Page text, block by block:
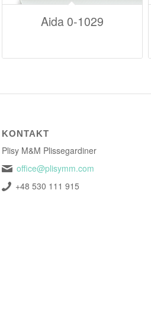
Aida 0-1029
KONTAKT
Plisy M&M Plissegardiner
office@plisymm.com
+48 530 111 915